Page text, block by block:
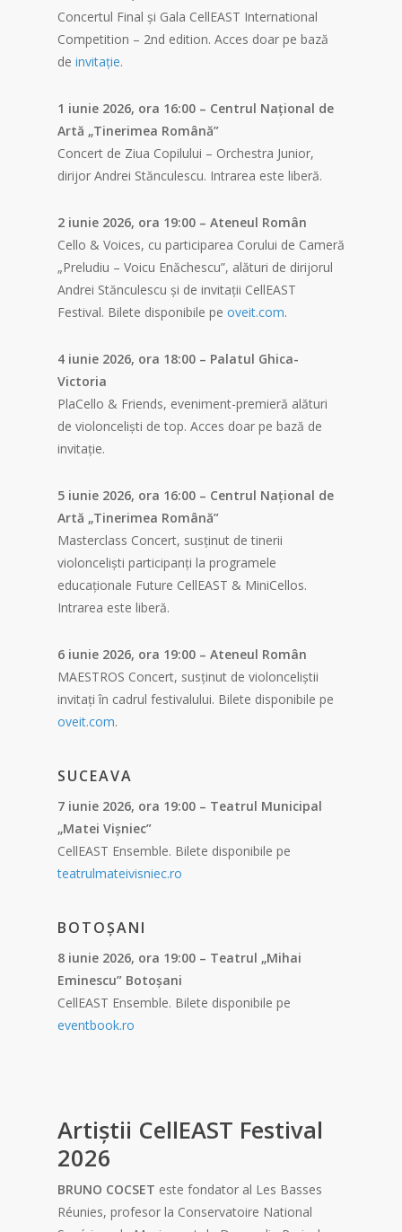
Concertul Final și Gala CellEAST International
Competition – 2nd edition. Acces doar pe bază
de invitație.
1 iunie 2026, ora 16:00 – Centrul Național de
Artă „Tinerimea Română”
Concert de Ziua Copilului – Orchestra Junior,
dirijor Andrei Stănculescu. Intrarea este liberă.
2 iunie 2026, ora 19:00 – Ateneul Român
Cello & Voices, cu participarea Corului de Cameră
„Preludiu – Voicu Enăchescu”, alături de dirijorul
Andrei Stănculescu și de invitații CellEAST
Festival. Bilete disponibile pe oveit.com.
4 iunie 2026, ora 18:00 – Palatul Ghica-
Victoria
PlaCello & Friends, eveniment-premieră alături
de violonceliști de top. Acces doar pe bază de
invitație.
5 iunie 2026, ora 16:00 – Centrul Național de
Artă „Tinerimea Română”
Masterclass Concert, susținut de tinerii
violonceliști participanți la programele
educaționale Future CellEAST & MiniCellos.
Intrarea este liberă.
6 iunie 2026, ora 19:00 – Ateneul Român
MAESTROS Concert, susținut de violonceliștii
invitați în cadrul festivalului. Bilete disponibile pe
oveit.com.
SUCEAVA
7 iunie 2026, ora 19:00 – Teatrul Municipal
„Matei Vișniec”
CellEAST Ensemble. Bilete disponibile pe
teatrulmateivisniec.ro
BOTOȘANI
8 iunie 2026, ora 19:00 – Teatrul „Mihai
Eminescu” Botoșani
CellEAST Ensemble. Bilete disponibile pe
eventbook.ro
Artiștii CellEAST Festival
2026
BRUNO COCSET este fondator al Les Basses
Réunies, profesor la Conservatoire National